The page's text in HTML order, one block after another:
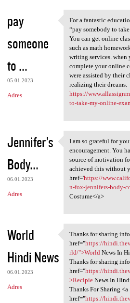
pay
someone
to ...
05.01.2023
Adres
For a fantastic
For a fantastic
“pay somebody to
You can get online
such as math
writing services. when
complete your online
were assisted by their
realizing their dreams.
https://
to-take-my-online-
Jennifer’s
Body...
06.01.2023
Adres
I am so grateful
I am so grateful for
encouragement. You
source of motivation
achieved this without
href='https://
n-fox-jennifers-body-
Costume</a>
World
Hindi News
06.01.2023
Adres
Thanks for
Thanks for sharing
href="https://
rld/">WorldNews In
Thanks for sharing
href="https://
>RecipieNews In
Thanks For Sharing <a
href="https://